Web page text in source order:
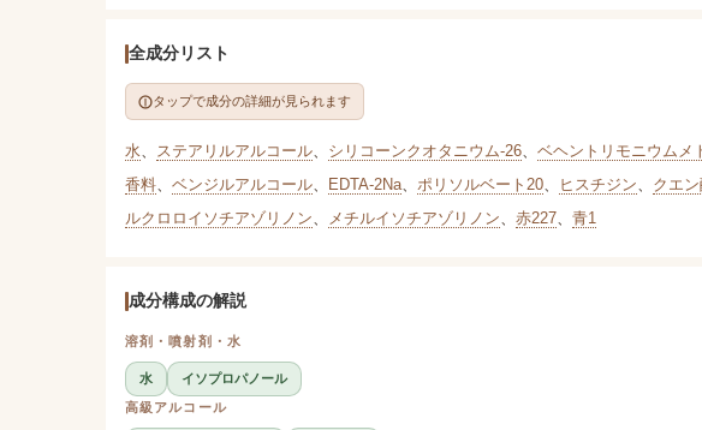
全成分リスト
タップで成分の詳細が見られます
水、 ステアリルアルコール、 シリコーンクオタニウム-26、 ベヘントリモニウムメ
香料、 ベンジルアルコール、 EDTA-2Na、 ポリソルベート20、 ヒスチジン、 クエン
ルクロロイソチアゾリノン、 メチルイソチアゾリノン、 赤227、 青1
成分構成の解説
溶剤・噴射剤・水
水
イソプロパノール
高級アルコール